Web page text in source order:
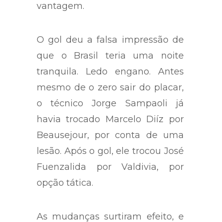
vantagem.
O gol deu a falsa impressão de
que o Brasil teria uma noite
tranquila. Ledo engano. Antes
mesmo de o zero sair do placar,
o técnico Jorge Sampaoli já
havia trocado Marcelo Diíz por
Beausejour, por conta de uma
lesão. Após o gol, ele trocou José
Fuenzalida por Valdivia, por
opção tática.
As mudanças surtiram efeito, e